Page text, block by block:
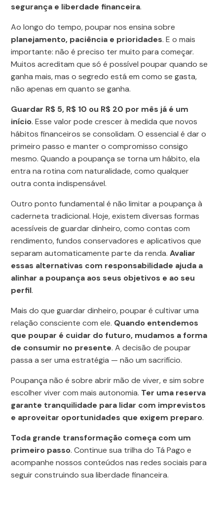
segurança e liberdade financeira.
Ao longo do tempo, poupar nos ensina sobre
planejamento, paciência e prioridades. E o mais
importante: não é preciso ter muito para começar.
Muitos acreditam que só é possível poupar quando se
ganha mais, mas o segredo está em como se gasta,
não apenas em quanto se ganha.
Guardar R$ 5, R$ 10 ou R$ 20 por mês já é um
início. Esse valor pode crescer à medida que novos
hábitos financeiros se consolidam. O essencial é dar o
primeiro passo e manter o compromisso consigo
mesmo. Quando a poupança se torna um hábito, ela
entra na rotina com naturalidade, como qualquer
outra conta indispensável.
Outro ponto fundamental é não limitar a poupança à
caderneta tradicional. Hoje, existem diversas formas
acessíveis de guardar dinheiro, como contas com
rendimento, fundos conservadores e aplicativos que
separam automaticamente parte da renda.Avaliar
essas alternativas com responsabilidade ajuda a
alinhar a poupança aos seus objetivos e ao seu
perfil.
Mais do que guardar dinheiro, poupar é cultivar uma
relação consciente com ele. Quando entendemos
que poupar é cuidar do futuro, mudamos a forma
de consumir no presente. A decisão de poupar
passa a ser uma estratégia — não um sacrifício.
Poupança não é sobre abrir mão de viver, e sim sobre
escolher viver com mais autonomia. Ter uma reserva
garante tranquilidade para lidar com imprevistos
e aproveitar oportunidades que exigem preparo.
Toda grande transformação começa com um
primeiro passo. Continue sua trilha do Tá Pago e
acompanhe nossos conteúdos nas redes sociais para
seguir construindo sua liberdade financeira.